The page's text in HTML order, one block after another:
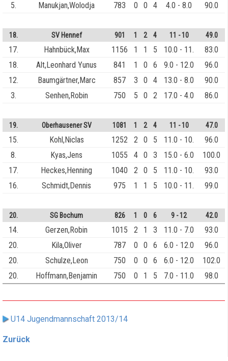
5.
Manukjan,Wolodja 783 0 0 4 4.0 - 8.0 90.0
18. SV Hennef 901 1 2 4 11 - 10 49.0
17. Hahnbück,Max 1156 1 1 5 10.0 - 11.
83.0
18.
Alt,Leonhard Yunus 841 1 0 6 9.0 - 12.0
96.0
12.
Baumgärtner,Marc 857 3 0 4 13.0 - 8.0
90.0
3.
Senhen,Robin 750 5 0 2 17.0 - 4.0 86.0
19. Oberhausener SV 1081 1 2 4 11 - 10 47.0
15. Kohl,Niclas 1252 2 0 5 11.0 - 10.
96.0
8.
Kyas,Jens 1055 4 0 3 15.0 - 6.0
100.0
17.
Heckes,Henning 1040 2 0 5 11.0 - 10.
93.0
16.
Schmidt,Dennis 975 1 1 5 10.0 - 11. 99.0
20. SG Bochum 826 1 0 6 9 - 12 42.0
14. Gerzen,Robin 1015 2 1 3 11.0 - 7.0
93.0
20.
Kila,Oliver 787 0 0 6 6.0 - 12.0
96.0
20.
Schulze,Leon 750 0 0 6 6.0 - 12.0
102.0
20.
Hoffmann,Benjamin 750 0 1 5 7.0 - 11.0 98.0
U14 Jugendmannschaft 2013/14
Zurück